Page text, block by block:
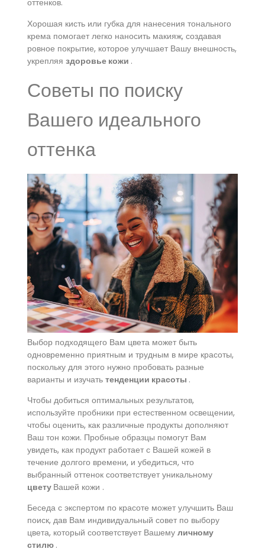
оттенков.
Хорошая кисть или губка для нанесения тонального
крема помогает легко наносить макияж, создавая
ровное покрытие, которое улучшает Вашу внешность,
укрепляя здоровье кожи .
Советы по поиску
Вашего идеального
оттенка
Выбор подходящего Вам цвета может быть
одновременно приятным и трудным в мире красоты,
поскольку для этого нужно пробовать разные
варианты и изучать тенденции красоты .
Чтобы добиться оптимальных результатов,
используйте пробники при естественном освещении,
чтобы оценить, как различные продукты дополняют
Ваш тон кожи. Пробные образцы помогут Вам
увидеть, как продукт работает с Вашей кожей в
течение долгого времени, и убедиться, что
выбранный оттенок соответствует уникальному
цвету Вашей кожи .
Беседа с экспертом по красоте может улучшить Ваш
поиск, дав Вам индивидуальный совет по выбору
цвета, который соответствует Вашему личному
стилю .